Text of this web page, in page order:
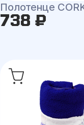
Полотенце
738 ₽